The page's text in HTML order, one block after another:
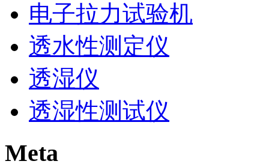
电子拉力试验机
透水性测定仪
透湿仪
透湿性测试仪
Meta